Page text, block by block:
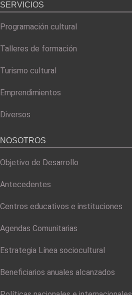
SERVICIOS
Programación cultural
Talleres de formación
Turismo cultural
Emprendimientos
Diversos
NOSOTROS
Objetivo de Desarrollo
Antecedentes
Centros educativos e instituciones
Agendas Comunitarias
Estrategia Línea sociocultural
Beneficiarios anuales alcanzados